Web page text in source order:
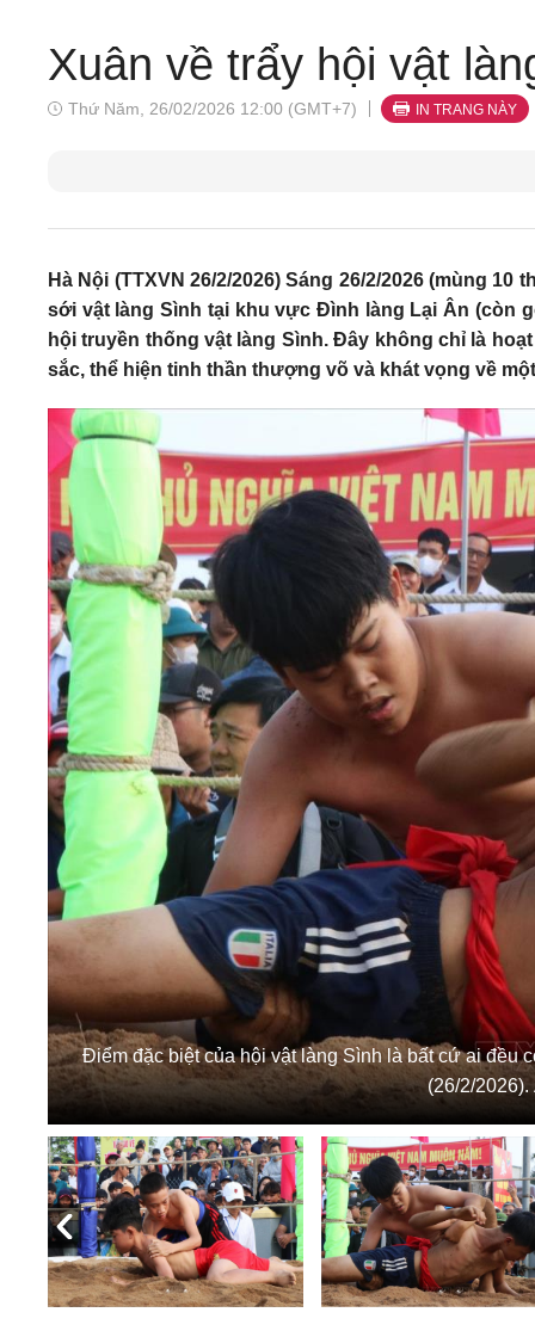
Xuân về trẩy hội vật
Thứ Năm, 26/02/2026 12:00 (GMT+7) IN TRANG NÀY
Hà Nội (TTXVN 26/2/2026) Sáng 26/2/2026 (mùng
sới vật làng Sình tại khu vực Đình làng Lại Ân (còn
hội truyền thống vật làng Sình. Đây không chỉ là
sắc, thể hiện tinh thần thượng võ và khát vọng về
Điểm đặc biệt của hội vật làng Sình là bất cứ ai đều
(26/2/